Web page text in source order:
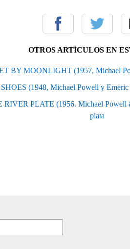
OTROS ARTÍCULOS EN
BY MOONLIGHT (1957, Michael
(1948, Michael Powell y Emeric
PLATE (1956. Michael Powell
plata